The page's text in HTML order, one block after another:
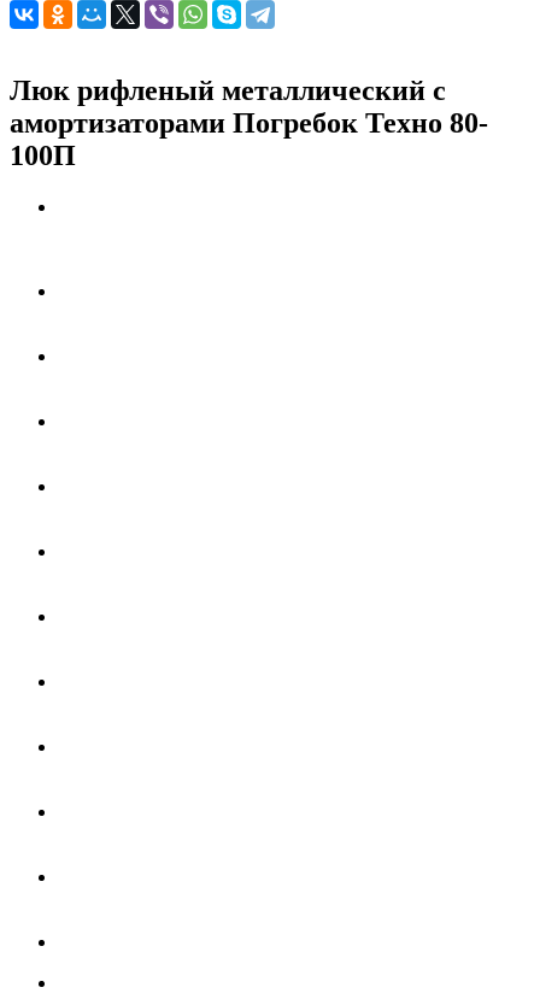
Люк рифленый металлический с
амортизаторами Погребок Техно 80-
100П